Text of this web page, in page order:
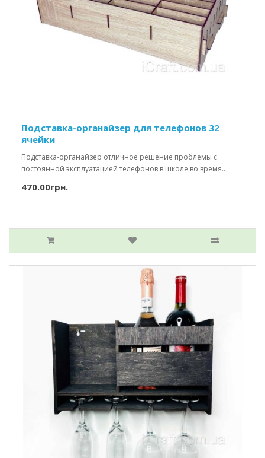
Подставка-органайзер для телефонов 32
ячейки
Подставка-органайзер отличное решение проблемы с
постоянной эксплуатацией телефонов в школе во время..
470.00грн.